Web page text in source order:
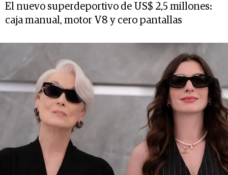
El nuevo superdeportivo de US$ 2,5 millones:
caja manual, motor V8 y cero pantallas